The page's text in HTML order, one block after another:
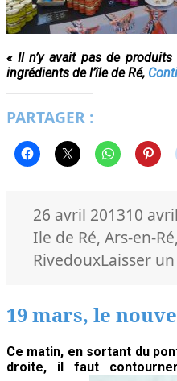
« Il n’y avait pas de
ingrédients de l’île de Ré,
PARTAGER :
Publié
le
26 avril 201310
Ile de Ré,Ars-en-Ré,
RivedouxLaisser
19 mars, le
Ce matin, en sortant du
droite, il faut